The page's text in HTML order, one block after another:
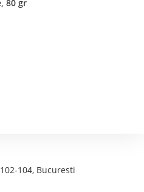
80 gr
104, Bucuresti